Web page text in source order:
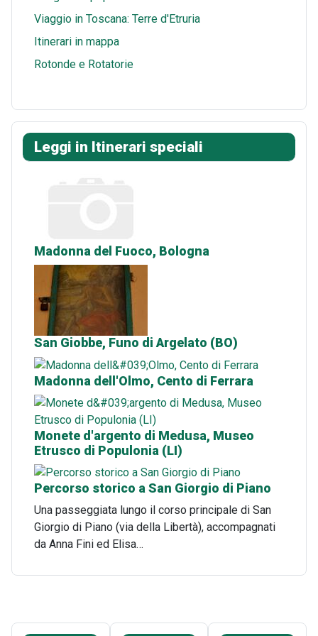
Viaggio in Toscana: Terre d'Etruria
Itinerari in mappa
Rotonde e Rotatorie
Leggi in Itinerari speciali
Madonna del Fuoco, Bologna
San Giobbe, Funo di Argelato (BO)
Madonna dell'Olmo, Cento di Ferrara
Monete d'argento di Medusa, Museo
Etrusco di Populonia (LI)
Percorso storico a San Giorgio di Piano
Una passeggiata lungo il corso principale di San
Giorgio di Piano (via della Libertà), accompagnati
da Anna Fini ed Elisa…